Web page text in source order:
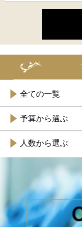
全ての一覧
予算から選ぶ
人数から選ぶ